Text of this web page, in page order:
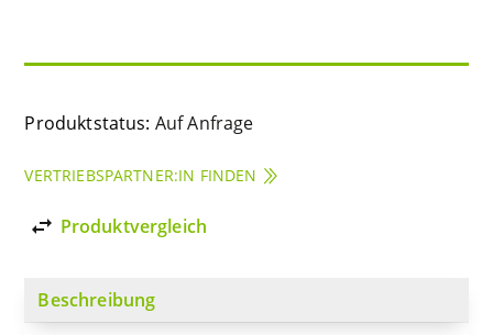
Produktstatus: Auf Anfrage
VERTRIEBSPARTNER:IN FINDEN
import_export Produktvergleich
Beschreibung